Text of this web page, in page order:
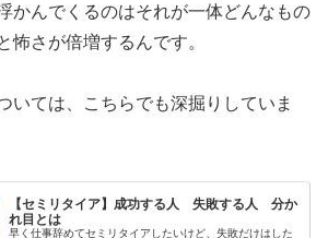
かんでくるのはそれが一体どんなもの
怖さが倍増するんです。
いては、こちらでも深掘りしていま
【セミリタイア】成功する人 失敗する人 分か
れ目とは
早く仕事辞めてセミリタイアしたいけど、失敗だけはした